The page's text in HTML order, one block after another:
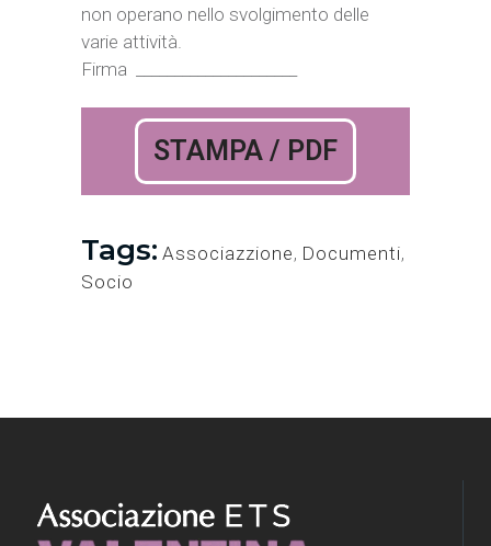
non operano nello svolgimento delle
varie attività.
Firma _____________________
STAMPA / PDF
Tags: Associazzione, Documenti,
Socio